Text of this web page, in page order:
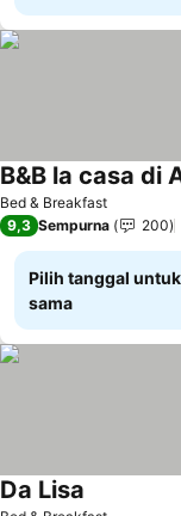
Bed & Breakfast
B&B la casa di
9,3 Sempurna 200
Pilih tanggal
sama
Da Lisa